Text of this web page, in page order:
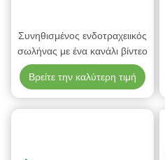
Συνηθισμένος ενδοτραχειικός
σωλήνας με ένα κανάλι βίντεο
Βρείτε την καλύτερη τιμή